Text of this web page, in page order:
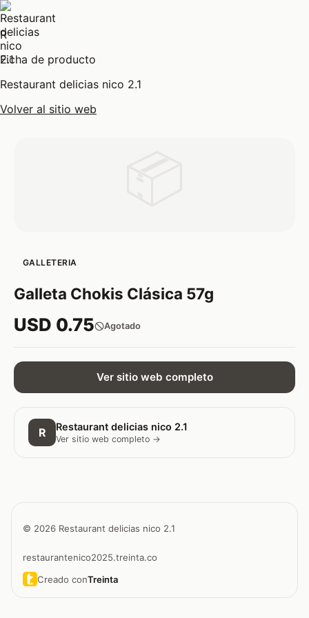
R
Ficha de producto
Restaurant delicias nico 2.1
Volver al sitio web
GALLETERIA
Galleta Chokis Clásica 57g
USD 0.75 Agotado
Ver sitio web completo
R Restaurant delicias nico 2.1
Ver sitio web completo →
© 2026 Restaurant delicias nico 2.1
restaurantenico2025.treinta.co
Creado conTreinta